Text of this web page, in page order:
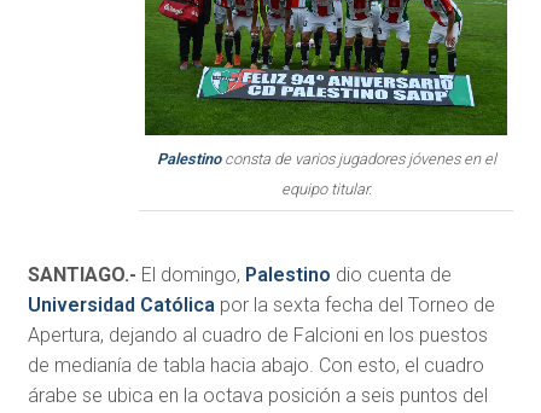
Palestinoconsta de varios jugadores jóvenes en el
equipo titular.
SANTIAGO.- El domingo, Palestino dio cuenta de
Universidad Católicapor la sexta fecha del Torneo de
Apertura, dejando al cuadro de Falcioni en los puestos
de medianía de tabla hacia abajo. Con esto, el cuadro
árabe se ubica en la octava posición a seis puntos del